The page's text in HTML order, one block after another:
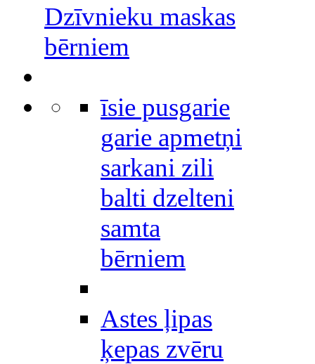
Dzīvnieku maskas
bērniem
īsie pusgarie
garie apmetņi
sarkani zili
balti dzelteni
samta
bērniem
Astes ļipas
ķepas zvēru